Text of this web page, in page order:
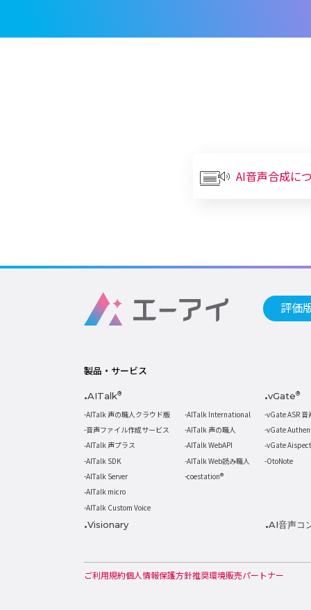
AI音声合成に
評価
製品・サービス
AITalk®
AITalk 声の職人クラウド版
音声ファイル作成サービス
AITalk 声プラス
AITalk SDK
AITalk Server
AITalk micro
AITalk Custom Voice
AITalk International
AITalk 声の職人
AITalk WebAPI
AITalk Web読み職人
coestation®
vGate®
vGate ASR 音
vGate
vGate
OtoNote
Visionary AI音声コ
ご利用規約個人情報保護方針推奨環境販売パートナー